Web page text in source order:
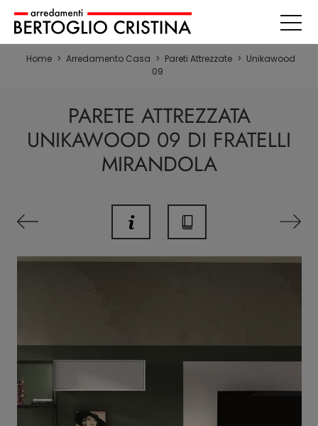
Home > Arredamento Casa > Pareti Attrezzate > Unikawood
09
PARETE ATTREZZATA
UNIKAWOOD 09 DI FRATELLI
MIRANDOLA